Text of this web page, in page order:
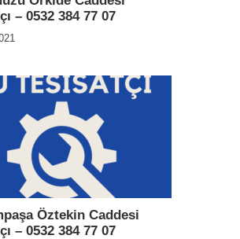
– 0532 384 77 07
Öztekin Caddesi
– 0532 384 77 07